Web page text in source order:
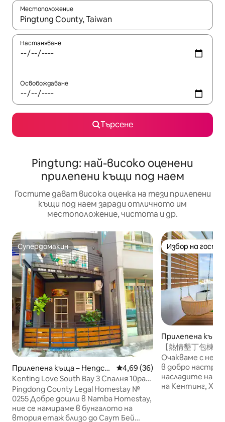
Местоположение
Когато резултатите се покажат, използвайте
Настаняване
Освобождаване
Търсене
Pingtung: най-високо оценени
прилепени къщи под наем
Гостите дават висока оценка на тези прилепени
къщи под наем заради отличното им
местоположение, чистота и др.
Супердомакин
Супердомакин
Прилепена къща – Hengch
un
Средна оценка: 4,69 от 5,
4,69 (36)
Kenting Love South Bay 3 Спалня 10pax
Homestay
Pingdong County Legal Homestay №
0255 Добре дошли в Namba Homestay,
ние се намираме в бунгалото на
втория етаж близо до Саут Бей
Избор на
Избор на
Прилепена къща
【熱情墾丁包棟
Кентинг】烤肉
Очакваме с
в добро
насладите на
на Кентинг,